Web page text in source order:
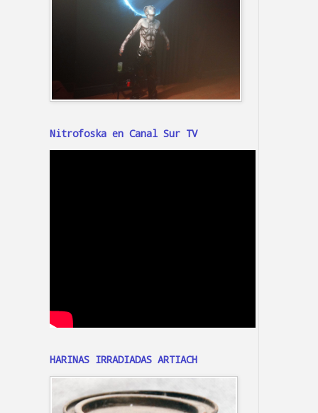
Nitrofoska en Canal Sur TV
HARINAS IRRADIADAS ARTIACH